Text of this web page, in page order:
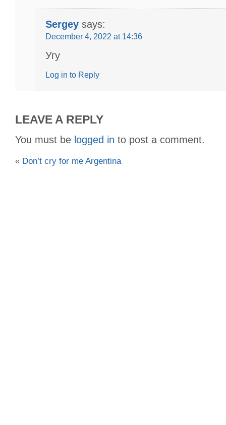
Sergey says:
December 4, 2022 at 14:36
Угу
Log in to Reply
LEAVE A REPLY
You must be logged in to post a comment.
« Don’t cry for me Argentina